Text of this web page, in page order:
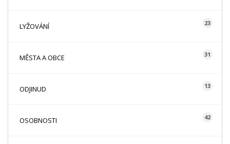
LYŽOVÁNÍ 23
MĚSTA A OBCE 31
ODJINUD 13
OSOBNOSTI 42